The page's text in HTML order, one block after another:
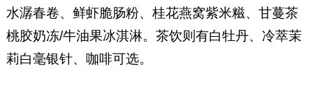
水潺春卷、鲜虾脆肠粉、桂花燕窝紫米糍、甘蔓茶
桃胶奶冻/牛油果冰淇淋。茶饮则有白牡丹、冷萃茉
莉白毫银针、咖啡可选。